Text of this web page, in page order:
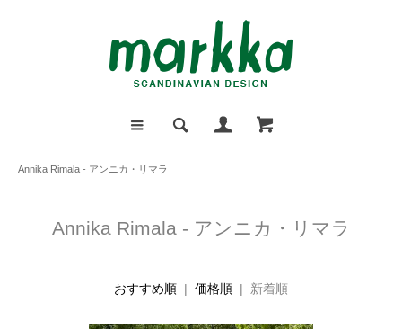
Annika Rimala - アンニカ・リマラ
Annika Rimala - アンニカ・リマラ
おすすめ順 | 価格順 | 新着順